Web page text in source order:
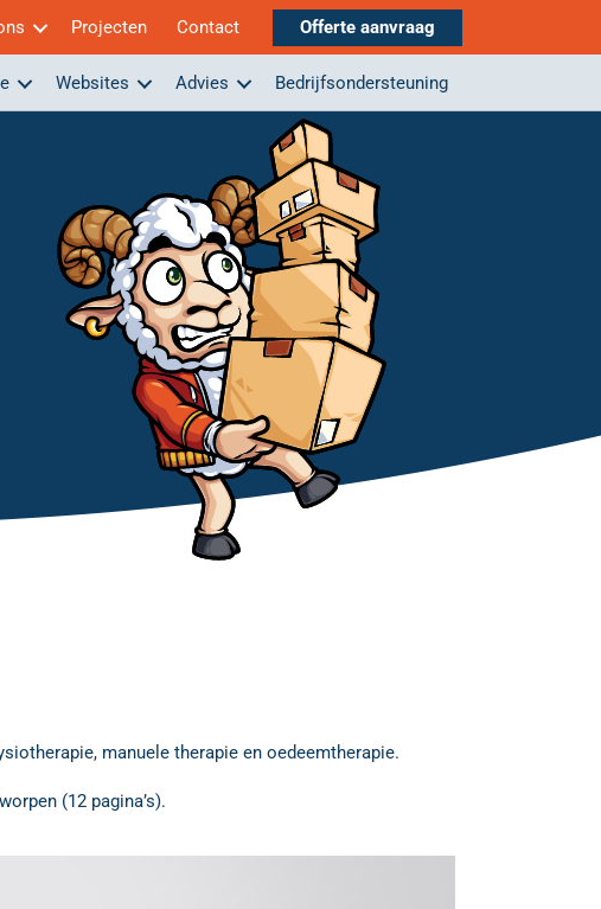
Projecten Contact Offerte aanvraag
Websites Advies Bedrijfsondersteuning
manuele therapie en oedeemtherapie.
(12 pagina’s).